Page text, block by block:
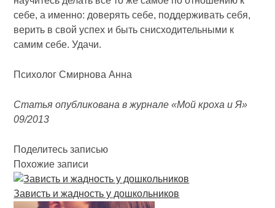
себе, а именно: доверять себе, поддерживать себя,
верить в свой успех и быть снисходительными к
самим себе. Удачи.
Психолог Смирнова Анна
Статья опубликована в журнале «Мой кроха и Я»
09/2013
Поделитесь записью
Похожие записи
Зависть и жадность у дошкольников